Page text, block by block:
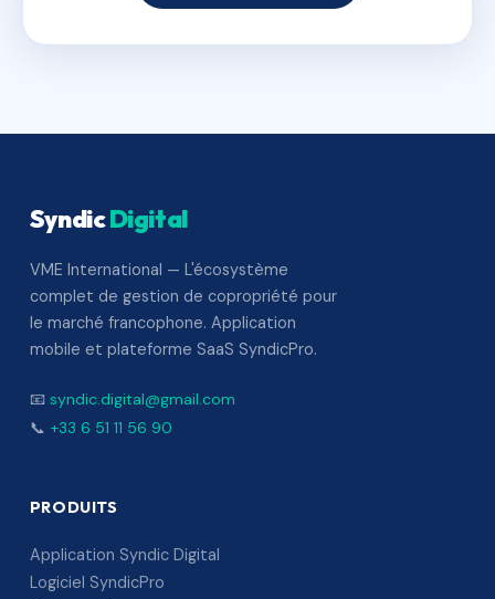
SyndicDigital
VME International — L'écosystème
complet de gestion de copropriété pour
le marché francophone. Application
mobile et plateforme SaaS SyndicPro.
📧 syndic.digital@gmail.com
📞 +33 6 51 11 56 90
PRODUITS
Application Syndic Digital
Logiciel SyndicPro